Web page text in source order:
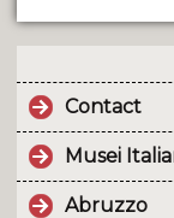
Contact
Musei
Abruzzo